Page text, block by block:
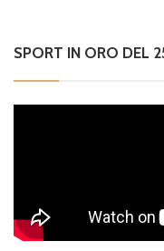
SPORT IN ORO DEL